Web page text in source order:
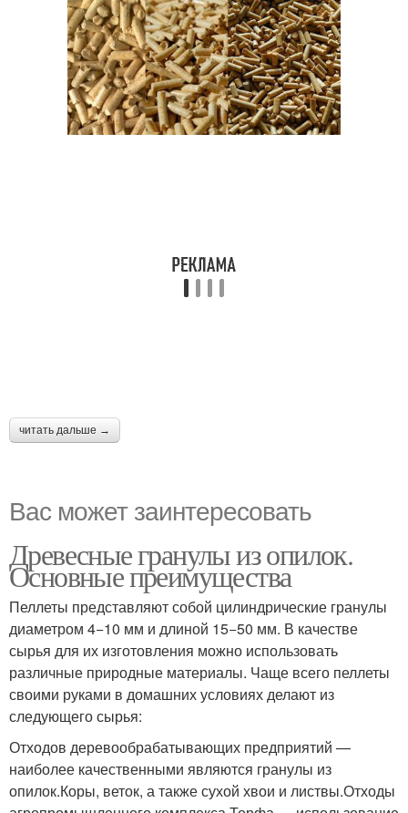
читать дальше →
Вас может заинтересовать
Древесные гранулы из опилок.
Основные преимущества
Пеллеты представляют собой цилиндрические гранулы
диаметром 4−10 мм и длиной 15−50 мм. В качестве
сырья для их изготовления можно использовать
различные природные материалы. Чаще всего пеллеты
своими руками в домашних условиях делают из
следующего сырья:
Отходов деревообрабатывающих предприятий —
наиболее качественными являются гранулы из
опилок.Коры, веток, а также сухой хвои и листвы.Отходы